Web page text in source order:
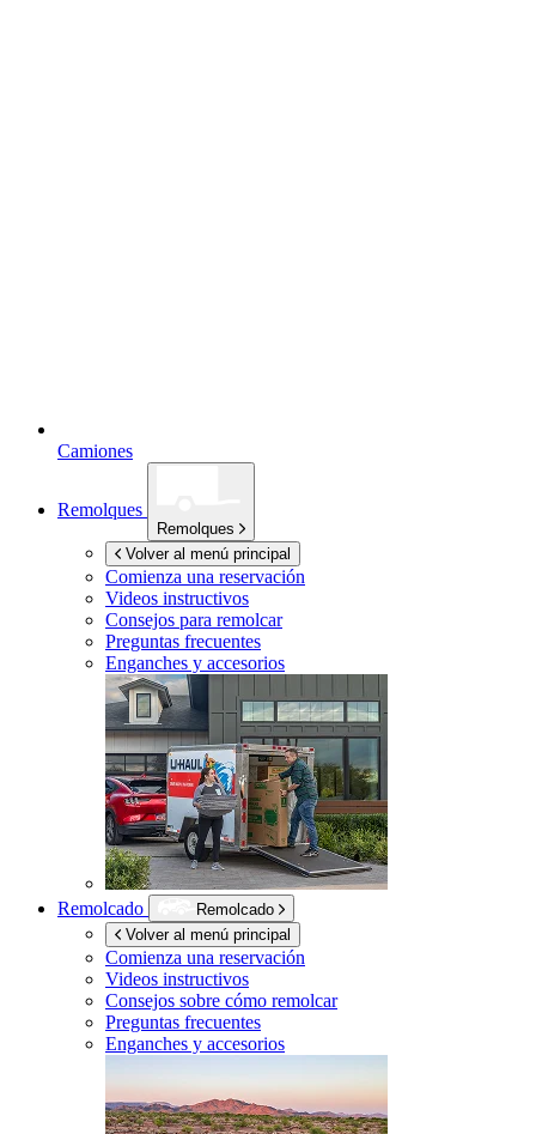
Camiones
Remolques
Remolques
Volver al menú principal
Comienza una reservación
Videos instructivos
Consejos para remolcar
Preguntas frecuentes
Enganches y accesorios
Remolcado
Remolcado
Volver al menú principal
Comienza una reservación
Videos instructivos
Consejos sobre cómo remolcar
Preguntas frecuentes
Enganches y accesorios